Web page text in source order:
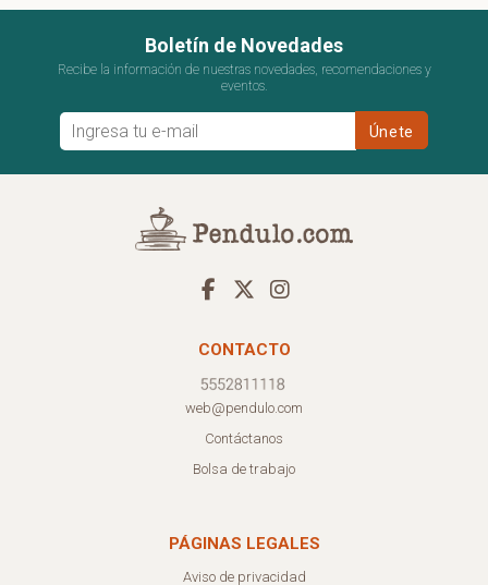
Boletín de Novedades
Recibe la información de nuestras novedades, recomendaciones y
eventos.
CONTACTO
web@pendulo.com
Contáctanos
Bolsa de trabajo
PÁGINAS LEGALES
Aviso de privacidad